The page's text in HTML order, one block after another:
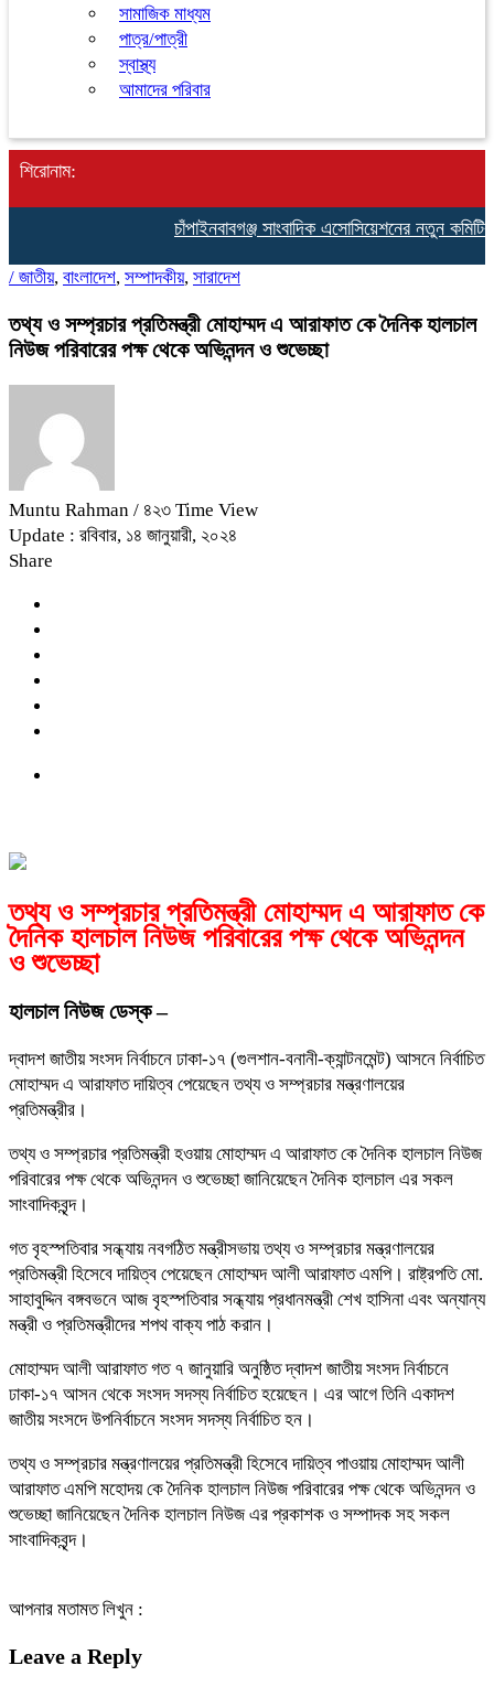
সামাজিক মাধ্যম
পাত্র/পাত্রী
স্বাস্থ্য
আমাদের পরিবার
শিরোনাম:
চাঁপাইনবাবগঞ্জ সাংবাদিক এসোসিয়েশনের নতুন কমিটির
/ জাতীয়, বাংলাদেশ, সম্পাদকীয়, সারাদেশ
তথ্য ও সম্প্রচার প্রতিমন্ত্রী মোহাম্মদ এ আরাফাত কে দৈনিক হালচাল
নিউজ পরিবারের পক্ষ থেকে অভিনন্দন ও শুভেচ্ছা
Muntu Rahman / ৪২৩ Time View
Update : রবিবার, ১৪ জানুয়ারী, ২০২৪
Share
তথ্য ও সম্প্রচার প্রতিমন্ত্রী মোহাম্মদ এ আরাফাত কে
দৈনিক হালচাল নিউজ পরিবারের পক্ষ থেকে অভিনন্দন
ও শুভেচ্ছা
হালচাল নিউজ ডেস্ক –
দ্বাদশ জাতীয় সংসদ নির্বাচনে ঢাকা-১৭ (গুলশান-বনানী-ক্যান্টনমেন্ট) আসনে নির্বাচিত
মোহাম্মদ এ আরাফাত দায়িত্ব পেয়েছেন তথ্য ও সম্প্রচার মন্ত্রণালয়ের
প্রতিমন্ত্রীর।
তথ্য ও সম্প্রচার প্রতিমন্ত্রী হওয়ায় মোহাম্মদ এ আরাফাত কে দৈনিক হালচাল নিউজ
পরিবারের পক্ষ থেকে অভিনন্দন ও শুভেচ্ছা জানিয়েছেন দৈনিক হালচাল এর সকল
সাংবাদিকবৃন্দ।
গত বৃহস্পতিবার সন্ধ্যায় নবগঠিত মন্ত্রীসভায় তথ্য ও সম্প্রচার মন্ত্রণালয়ের
প্রতিমন্ত্রী হিসেবে দায়িত্ব পেয়েছেন মোহাম্মদ আলী আরাফাত এমপি। রাষ্ট্রপতি মো.
সাহাবুদ্দিন বঙ্গবভনে আজ বৃহস্পতিবার সন্ধ্যায় প্রধানমন্ত্রী শেখ হাসিনা এবং অন্যান্য
মন্ত্রী ও প্রতিমন্ত্রীদের শপথ বাক্য পাঠ করান।
মোহাম্মদ আলী আরাফাত গত ৭ জানুয়ারি অনুষ্ঠিত দ্বাদশ জাতীয় সংসদ নির্বাচনে
ঢাকা-১৭ আসন থেকে সংসদ সদস্য নির্বাচিত হয়েছেন। এর আগে তিনি একাদশ
জাতীয় সংসদে উপনির্বাচনে সংসদ সদস্য নির্বাচিত হন।
তথ্য ও সম্প্রচার মন্ত্রণালয়ের প্রতিমন্ত্রী হিসেবে দায়িত্ব পাওয়ায় মোহাম্মদ আলী
আরাফাত এমপি মহোদয় কে দৈনিক হালচাল নিউজ পরিবারের পক্ষ থেকে অভিনন্দন ও
শুভেচ্ছা জানিয়েছেন দৈনিক হালচাল নিউজ এর প্রকাশক ও সম্পাদক সহ সকল
সাংবাদিকবৃন্দ।
আপনার মতামত লিখুন :
Leave a Reply